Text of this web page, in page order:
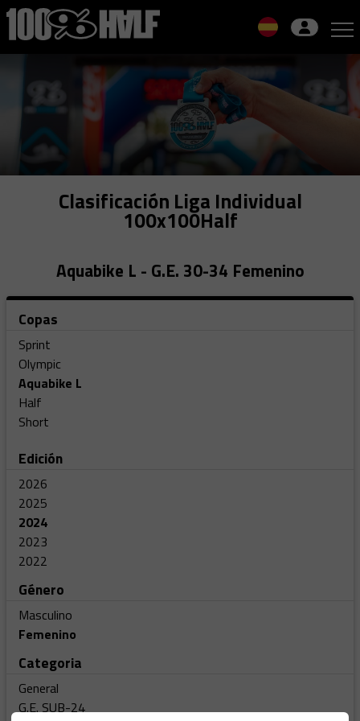
Skip
content
Clasificación Liga Individual
100x100Half
Aquabike L - G.E. 30-34 Femenino
Copas
Sprint
Olympic
Aquabike L
Half
Short
Edición
2026
2025
2024
2023
2022
Género
Masculino
Femenino
Categoria
General
G.E. SUB-24